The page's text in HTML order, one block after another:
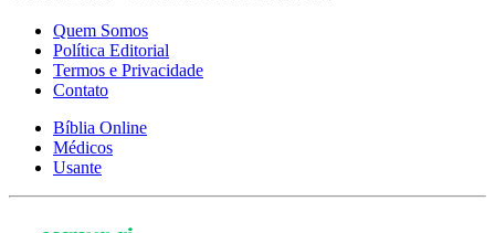
Quem Somos
Política Editorial
Termos e Privacidade
Contato
Bíblia Online
Médicos
Usante